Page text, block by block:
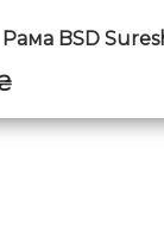
Рама BSD